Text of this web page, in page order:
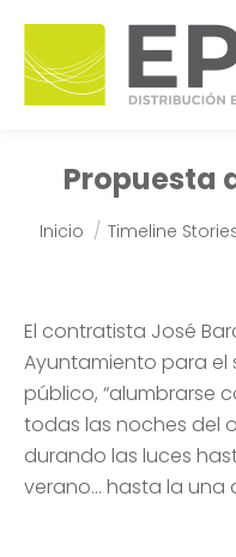
Propuesta
Estás aquí:
Inicio Timeline
El contratista José
Ayuntamiento para el
público, “alumbrarse
todas las noches del
durando las luces
verano… hasta la una